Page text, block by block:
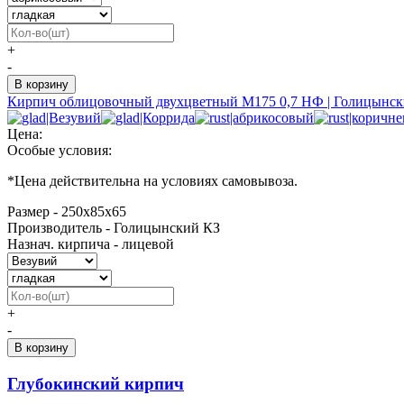
+
-
Кирпич облицовочный двухцветный М175 0,7 НФ |
Цена:
Особые условия:
*Цена действительна на условиях самовывоза.
Размер - 250х85х65
Производитель - Голицынский КЗ
Назнач. кирпича - лицевой
+
-
Глубокинский кирпич